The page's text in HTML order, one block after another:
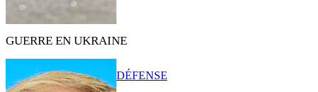
GUERRE EN UKRAINE
DÉFENSE